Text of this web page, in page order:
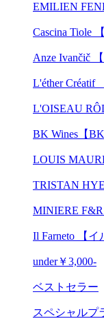
EMILIEN
Cascina Tiole
Anze Ivančič
L'éther Créatif
L'OISEAU
BK Wines【
LOUIS
TRISTAN
MINIERE F&R
Il Farneto 【イ
under￥3,000-
ベストセラー
スペシャルプ